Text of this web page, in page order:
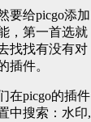
要给picgo添加
，第一首选就
找找有没有对
插件。
在picgo的插件
中搜索：水印,